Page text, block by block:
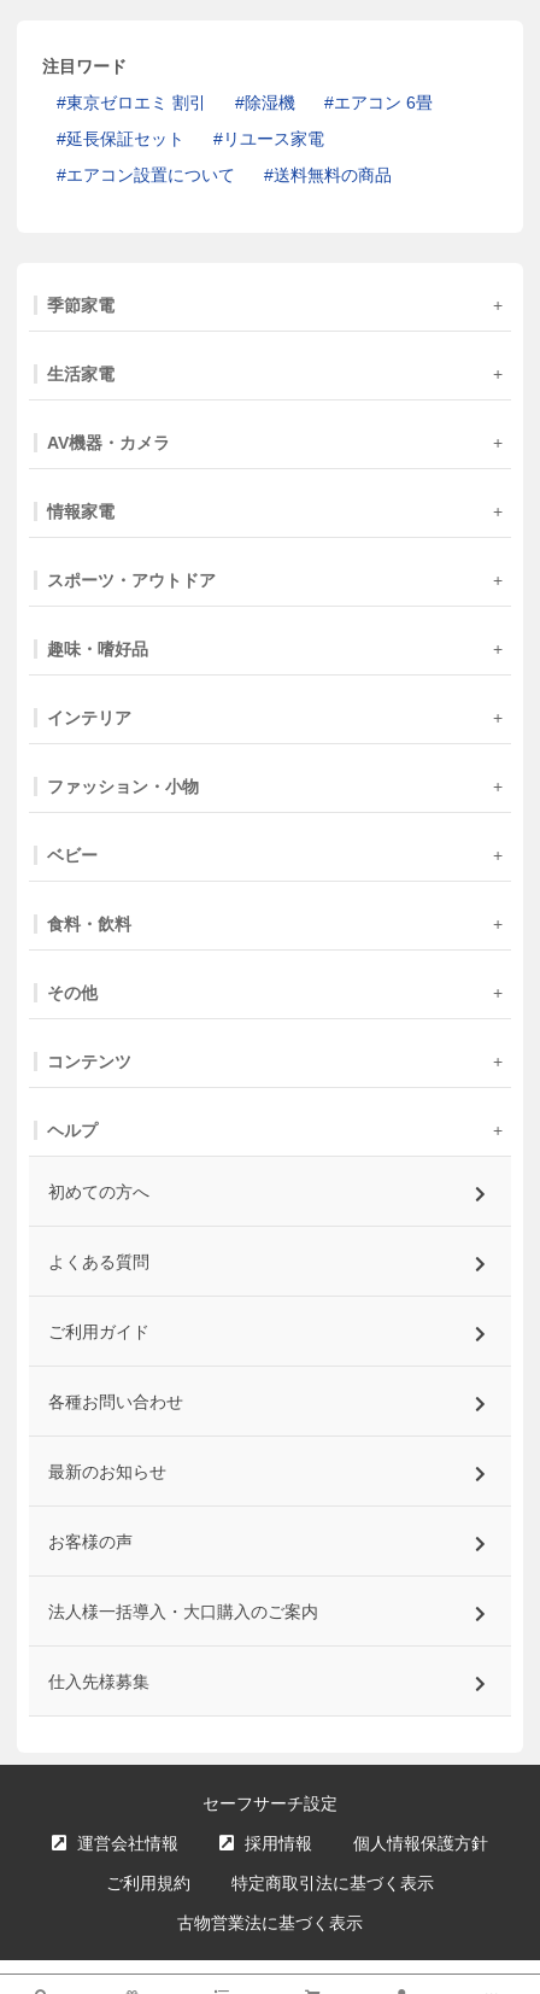
注目ワード
東京ゼロエミ 割引
除湿機
エアコン 6畳
延長保証セット
リユース家電
エアコン設置について
送料無料の商品
季節家電
生活家電
AV機器・カメラ
情報家電
スポーツ・アウトドア
趣味・嗜好品
インテリア
ファッション・小物
ベビー
食料・飲料
その他
コンテンツ
ヘルプ
初めての方へ
よくある質問
ご利用ガイド
各種お問い合わせ
最新のお知らせ
お客様の声
法人様一括導入・大口購入のご案内
仕入先様募集
セーフサーチ設定
運営会社情報 採用情報 個人情報保護方針
ご利用規約 特定商取引法に基づく表示
古物営業法に基づく表示